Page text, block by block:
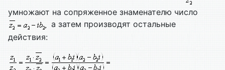
умножают на сопряженное знаменателю число
а затем производят остальные
действия: